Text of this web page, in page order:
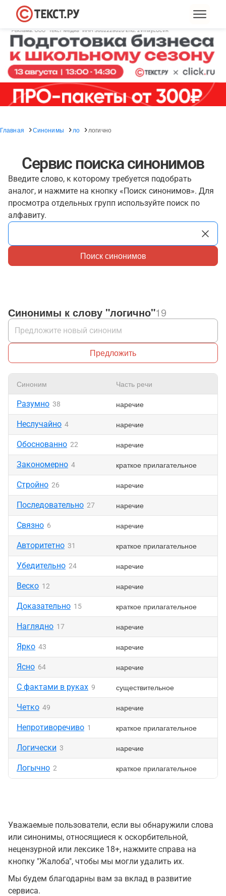
Главная Синонимы ло логично
Сервис поиска синонимов
Введите слово, к которому требуется подобрать
аналог, и нажмите на кнопку «Поиск синонимов». Для
просмотра отдельных групп используйте поиск по
алфавиту.
Поиск синонимов
Синонимы к слову "логично"19
Предложить
Синоним Часть речи
Разумно 38 наречие
Неслучайно 4 наречие
Обоснованно 22 наречие
Закономерно 4 краткое прилагательное
Стройно 26 наречие
Последовательно 27 наречие
Связно 6 наречие
Авторитетно 31 краткое прилагательное
Убедительно 24 наречие
Веско 12 наречие
Доказательно 15 краткое прилагательное
Наглядно 17 наречие
Ярко 43 наречие
Ясно 64 наречие
С фактами в руках 9 существительное
Четко 49 наречие
Непротиворечиво 1 краткое прилагательное
Логически 3 наречие
Логычно 2 краткое прилагательное
Уважаемые пользователи, если вы обнаружили слова
или синонимы, относящиеся к оскорбительной,
нецензурной или лексике 18+, нажмите справа на
кнопку "Жалоба", чтобы мы могли удалить их.
Мы будем благодарны вам за вклад в развитие
сервиса.